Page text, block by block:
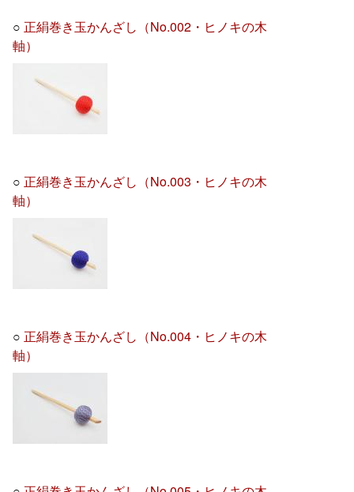
○ 正絹巻き玉かんざし（No.002・ヒノキの木
軸）
○ 正絹巻き玉かんざし（No.003・ヒノキの木
軸）
○ 正絹巻き玉かんざし（No.004・ヒノキの木
軸）